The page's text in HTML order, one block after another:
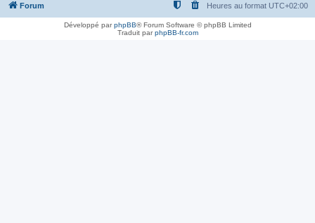
Forum Heures au format UTC+02:00
Développé parphpBB® Forum Software © phpBB Limited
Traduit parphpBB-fr.com